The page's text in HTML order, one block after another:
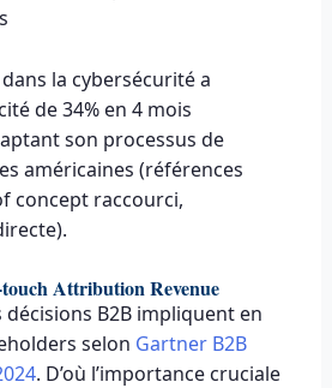
la cybersécurité a
de 34% en 4 mois
son processus de
américaines (références
concept raccourci,
Attribution Revenue
décisions B2B impliquent en
selon Gartner B2B
. D’où l’importance cruciale